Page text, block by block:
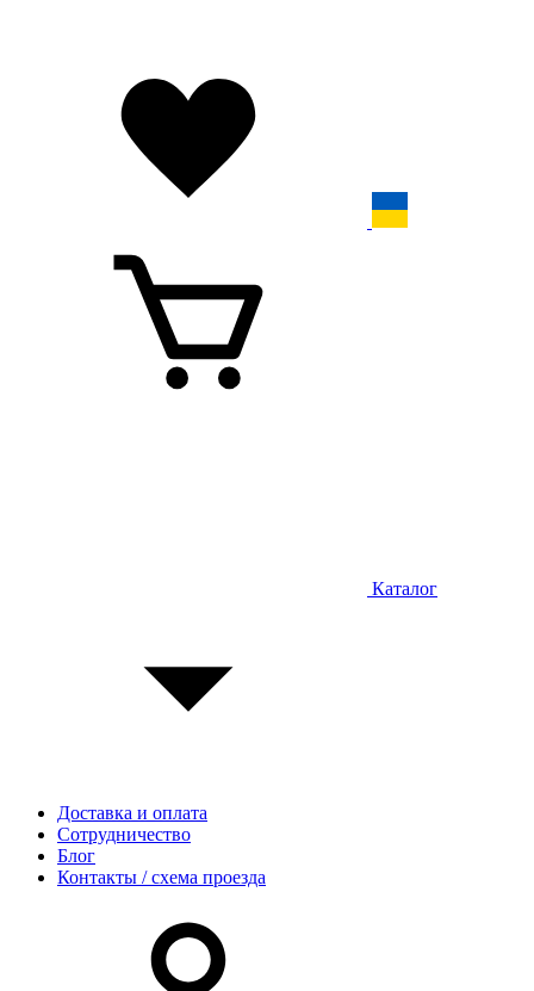
Каталог
Доставка и оплата
Сотрудничество
Блог
Контакты / схема проезда